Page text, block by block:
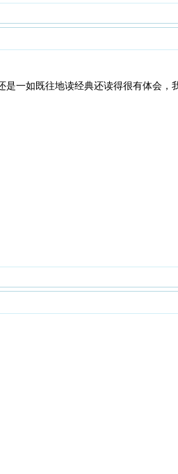
一如既往地读经典还读得很有体会，